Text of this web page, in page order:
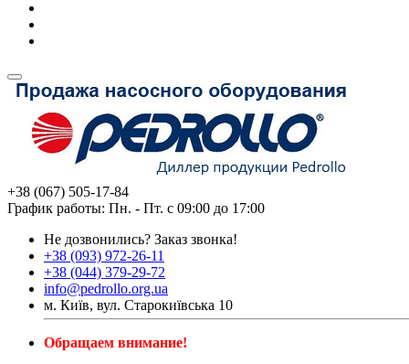
+38 (067) 505-17-84
График работы: Пн. - Пт. с 09:00 до 17:00
Не дозвонились? Заказ звонка!
+38 (093) 972-26-11
+38 (044) 379-29-72
info@pedrollo.org.ua
м. Київ, вул. Старокиївська 10
Обращаем внимание!